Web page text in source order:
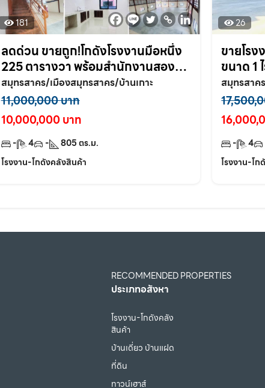
181
ลดด่วน ขายถูก!โกดังโรงงานมือหนึ่ง
225 ตารางวา พร้อมสำนักงานสองชั้น
ต.บ้านเกาะ อ.เมือง จ.สมุทรสาคร
สมุทรสาคร/เมืองสมุทรสาคร/บ้านเกาะ
11,000,000 บาท
10,000,000 บาท
- 4 - 805ตร.ม.
โรงงาน-โกดังคลังสินค้า
26
ขายโร
ขนาด 1
บางโท
สมุทรสาค
- 4
โรงงาน-โ
RECOMMENDED PROPERTIES
ประเภทอสังหา
โรงงาน-โกดังคลัง
สินค้า
บ้านเดี่ยว บ้านแฝด
ที่ดิน
ทาวน์เฮาส์